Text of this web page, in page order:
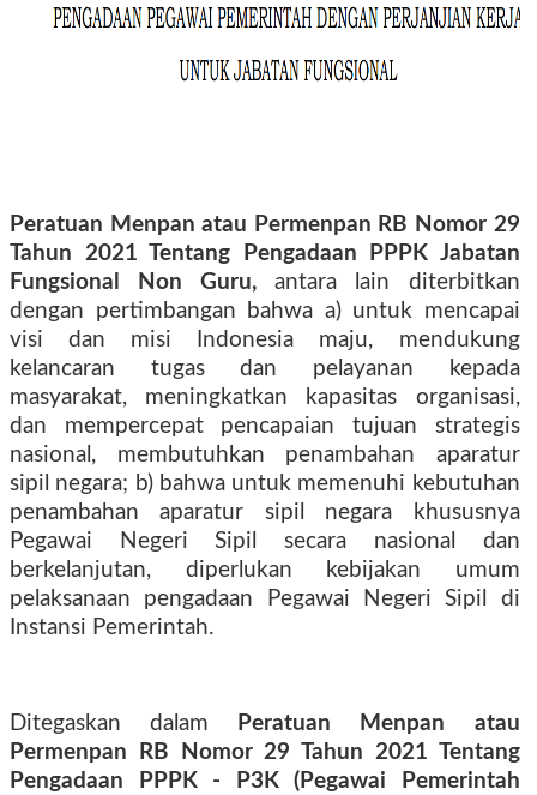
Peratuan Menpan atau Permenpan RB Nomor 29
Tahun 2021 Tentang Pengadaan PPPK Jabatan
Fungsional Non Guru,antara lain diterbitkan
dengan pertimbangan bahwa a) untuk mencapai
visi dan misi Indonesia maju, mendukung
kelancaran tugas dan pelayanan kepada
masyarakat, meningkatkan kapasitas organisasi,
dan mempercepat pencapaian tujuan strategis
nasional, membutuhkan penambahan aparatur
sipil negara; b) bahwa untuk memenuhi kebutuhan
penambahan aparatur sipil negara khususnya
Pegawai Negeri Sipil secara nasional dan
berkelanjutan, diperlukan kebijakan umum
pelaksanaan pengadaan Pegawai Negeri Sipil di
Instansi Pemerintah.
Ditegaskan dalam
Peratuan Menpan atau
Permenpan RB Nomor 29 Tahun 2021 Tentang
Pengadaan PPPK - P3K (Pegawai Pemerintah